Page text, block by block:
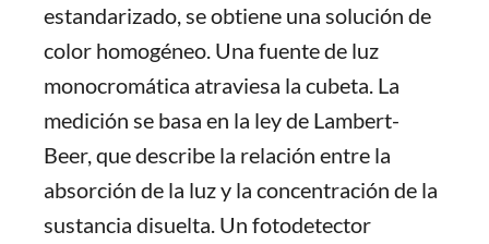
estandarizado, se obtiene una solución de
color homogéneo. Una fuente de luz
monocromática atraviesa la cubeta. La
medición se basa en la ley de Lambert-
Beer, que describe la relación entre la
absorción de la luz y la concentración de la
sustancia disuelta. Un fotodetector